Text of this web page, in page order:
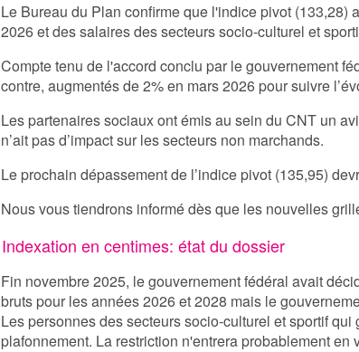
Le Bureau du Plan confirme que l'indice pivot
2026 et des salaires des secteurs socio-culturel et
Compte tenu de l'accord conclu par le gouvernement
contre, augmentés de 2% en mars 2026 pour suivre
Les partenaires sociaux ont émis au sein du CNT un
n’ait pas d’impact sur les secteurs non marchands.
Le prochain dépassement de l’indice pivot (135,95)
Nous vous tiendrons informé dès que les nouvelles
Indexation en centimes: état du dossier
Fin novembre 2025, le gouvernement fédéral avait
bruts pour les années 2026 et 2028 mais le
Les personnes des secteurs socio-culturel et sportif
plafonnement. La restriction n'entrera probablement